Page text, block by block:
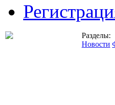
Разделы:
Новости